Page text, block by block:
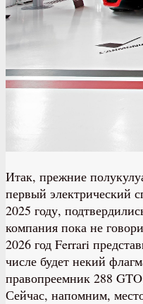
Итак, прежние
первый электрический
2025 году,
компания пока не
2026 год Ferrari
числе будет некий
правопреемник 288
Сейчас, напомним,